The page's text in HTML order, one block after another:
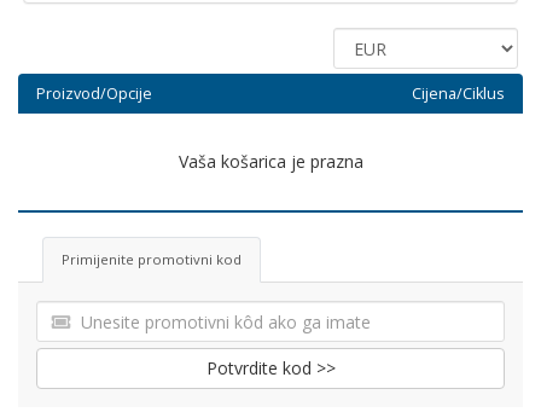
Proizvod/Opcije Cijena/Ciklus
Vaša košarica je prazna
Primijenite promotivni kod
Potvrdite kod >>